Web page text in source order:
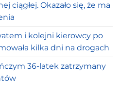
ciągłej. Okazało się, że ma
i kolejni kierowcy po
kilka dni na drogach
36-latek zatrzymany